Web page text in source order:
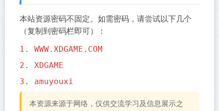
本站资源密码不固定。如需密码，请尝试以下几个
（复制到密码栏即可）：
1. WWW.XDGAME.COM
2. XDGAME
3. amuyouxi
本资源来源于网络，仅供交流学习及信息展示之